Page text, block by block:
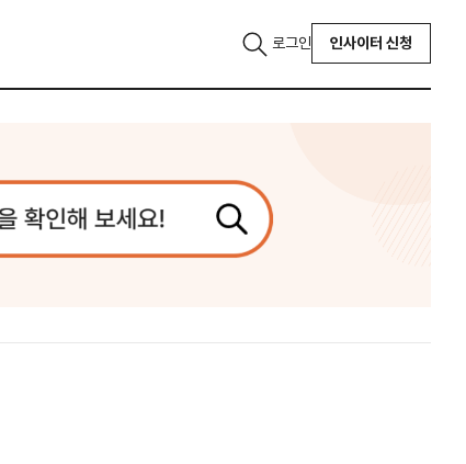
로그인 인사이터 신청